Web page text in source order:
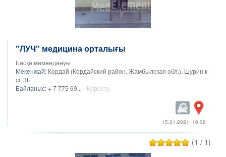
"ЛУЧ" медицина орталығы
Басқа мамандануы
Мекенжай: Кордай (Кордайский район, Жамбылская обл.), Шурин к-
сі, 3Б
Байланыс: + 7 775 69... - Көрсету
15.01.2021, 16:36
(1 / 1)